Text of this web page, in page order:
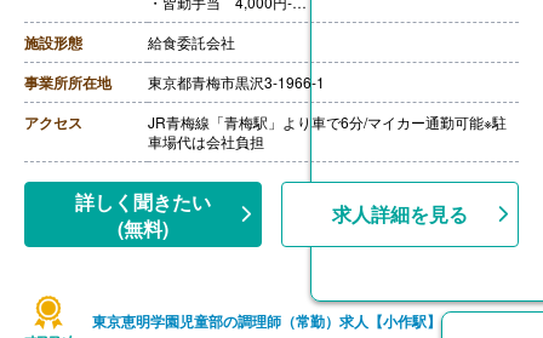
・免許手当 5,000円-10,000円
［その他手当］
・住宅手当 12,000円（世帯主に限り支給）
【賞与】年2回（計2.00ヶ月分）※前年度実績
【通勤手当】あり（上限20,000円/月）
【昇給】あり（1月あたり0円-6,000円）※前年度実績
【退職金】なし
施設形態 給食委託会社
事業所所在地 東京都青梅市黒沢3-1966-1
アクセス
JR青梅線「青梅駅」より車で6分/マイカー通勤可能※駐
車場代は会社負担
詳しく聞きたい
(無料)
求人詳細を見る
東京恵明学園児童部の調理師（常勤）求人【小作駅】